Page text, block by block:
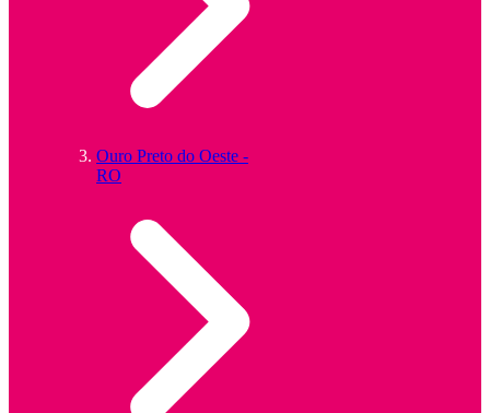
Ouro Preto do Oeste -
RO